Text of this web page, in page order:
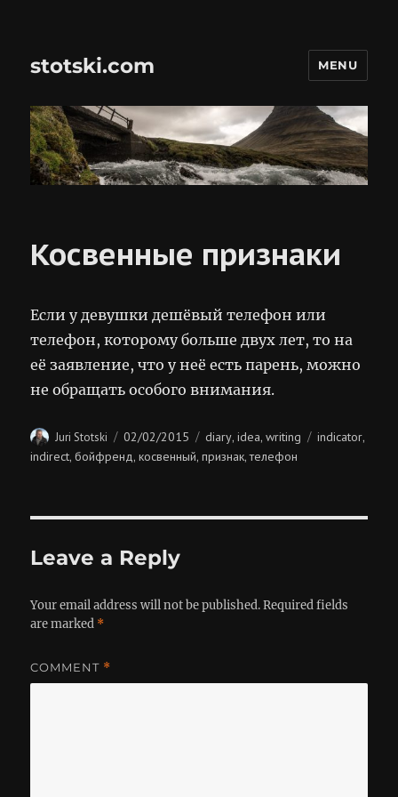
stotski.com MENU
Косвенные признаки
Если у девушки дешёвый телефон или
телефон, которому больше двух лет, то на
её заявление, что у неё есть парень, можно
не обращать особого внимания.
Author
Juri Stotski
Posted
on
02/02/2015 Categories
diary,idea,writing Tags
indicator,
indirect,бойфренд,косвенный,признак,телефон
Leave a Reply
Your email address will not be published. Required fields
are marked *
COMMENT *